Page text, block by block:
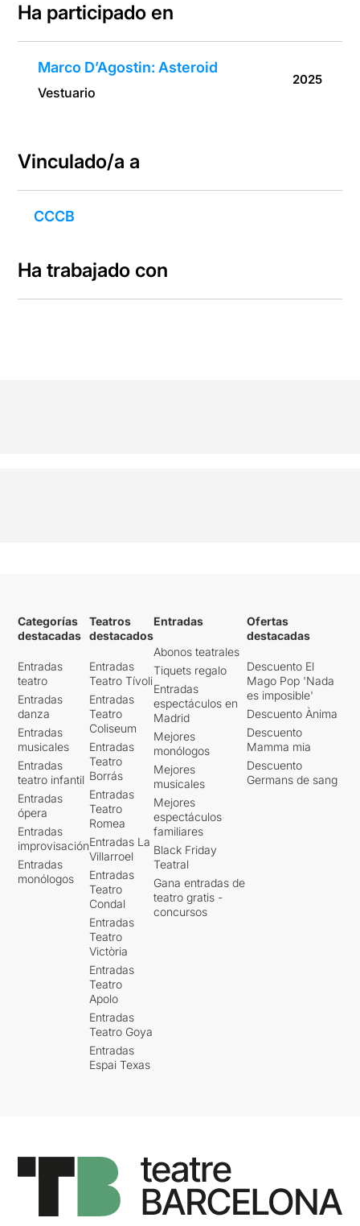
Ha participado en
Marco D’Agostin: Asteroid
Vestuario
2025
Vinculado/a a
CCCB
Ha trabajado con
Categorías
destacadas
Entradas
teatro
Entradas
danza
Entradas
musicales
Entradas
teatro infantil
Entradas
ópera
Entradas
improvisación
Entradas
monólogos
Teatros
destacados
Entradas
Teatro Tívoli
Entradas
Teatro
Coliseum
Entradas
Teatro
Borrás
Entradas
Teatro
Romea
Entradas La
Villarroel
Entradas
Teatro
Condal
Entradas
Teatro
Victòria
Entradas
Teatro
Apolo
Entradas
Teatro Goya
Entradas
Espai Texas
Entradas
Abonos teatrales
Tiquets regalo
Entradas
espectáculos en
Madrid
Mejores
monólogos
Mejores
musicales
Mejores
espectáculos
familiares
Black Friday
Teatral
Gana entradas de
teatro gratis -
concursos
Ofertas
destacadas
Descuento El
Mago Pop 'Nada
es imposible'
Descuento Ànima
Descuento
Mamma mia
Descuento
Germans de sang